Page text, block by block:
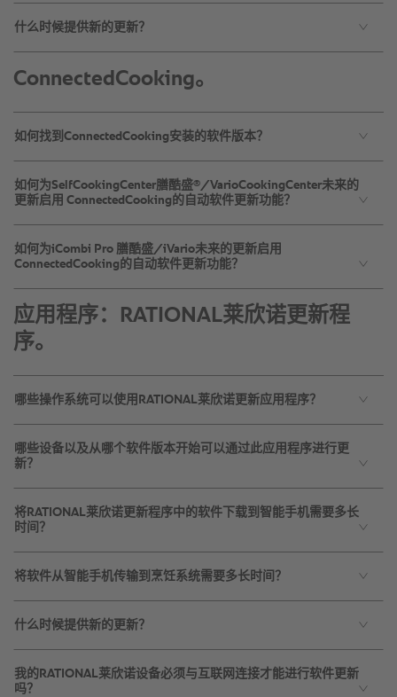
什么时候提供新的更新？
ConnectedCooking。
如何找到ConnectedCooking安装的软件版本？
如何为SelfCookingCenter膳酷盛® /VarioCookingCenter未来的
更新启用 ConnectedCooking的自动软件更新功能？
如何为iCombi Pro 膳酷盛/iVario未来的更新启用
ConnectedCooking的自动软件更新功能？
应用程序：RATIONAL莱欣诺更新程
序。
哪些操作系统可以使用RATIONAL莱欣诺更新应用程序？
哪些设备以及从哪个软件版本开始可以通过此应用程序进行更
新？
将RATIONAL莱欣诺更新程序中的软件下载到智能手机需要多长
时间？
将软件从智能手机传输到烹饪系统需要多长时间？
什么时候提供新的更新？
我的RATIONAL莱欣诺设备必须与互联网连接才能进行软件更新
吗？